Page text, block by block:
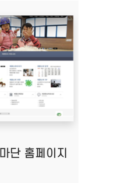
단 홈페이지